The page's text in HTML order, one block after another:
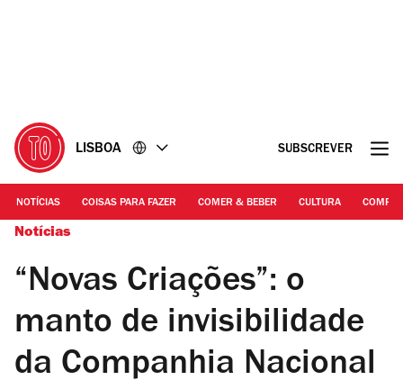
LISBOA SUBSCREVER
NOTÍCIAS COISAS PARA FAZER COMER & BEBER CULTURA
Notícias
“Novas Criações”: o
manto de invisibilidade
da Companhia Nacional